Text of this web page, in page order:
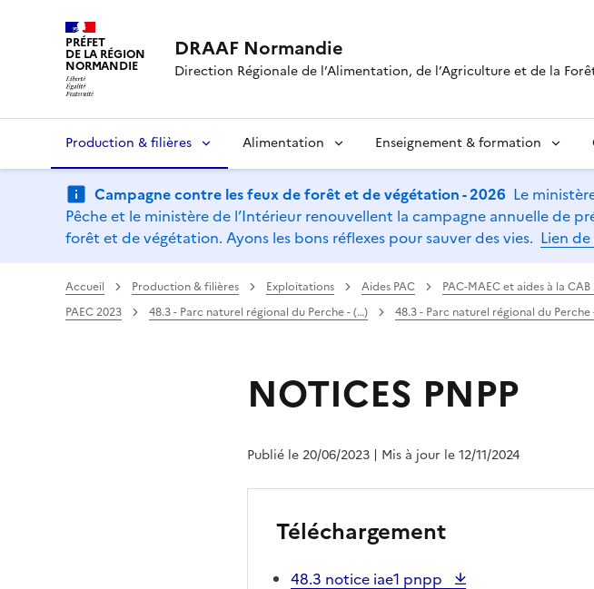
PRÉFET
DE LA RÉGION
NORMANDIE
DRAAF Normandie
Direction Régionale de l’Alimentation, de l’Agriculture et de la
Production & filières Alimentation Enseignement & formation
Campagne contre les feux de forêt et de végétation - 2026 Le
Pêche et le ministère de l’Intérieur renouvellent la campagne annuelle de
forêt et de végétation. Ayons les bons réflexes pour sauver des vies. Lien
Accueil Production & filières Exploitations Aides PAC PAC-MAEC et aides à la
PAEC 2023
48.3 - Parc naturel régional du Perche - (…) 48.3 - Parc naturel régional du Perche
NOTICES PNPP
Publié le 20/06/2023 | Mis à jour le 12/11/2024
Téléchargement
48.3 notice iae1 pnpp